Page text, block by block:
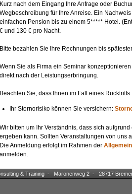
Kurz nach dem Eingang Ihre Anfrage oder
Wegbeschreibung für Ihre Anreise. Ein
einfachen Pension bis zu einem 5***** Hotel.
€ und 130 € pro Nacht.
Bitte bezahlen Sie Ihre Rechnungen bis
Wenn Sie als Firma ein Seminar
direkt nach der Leistungserbringung.
Beachten Sie, dass Ihnen im Fall eines
Ihr Stornorisiko können Sie versichern:
Wir bitten um Ihr Verständnis, dass sich
ergeben kann. Sollten Veranstaltungen von uns
Die Anmeldung erfolgt im Rahmen der
anmelden.
& Training - Maronenweg 2 - 28717